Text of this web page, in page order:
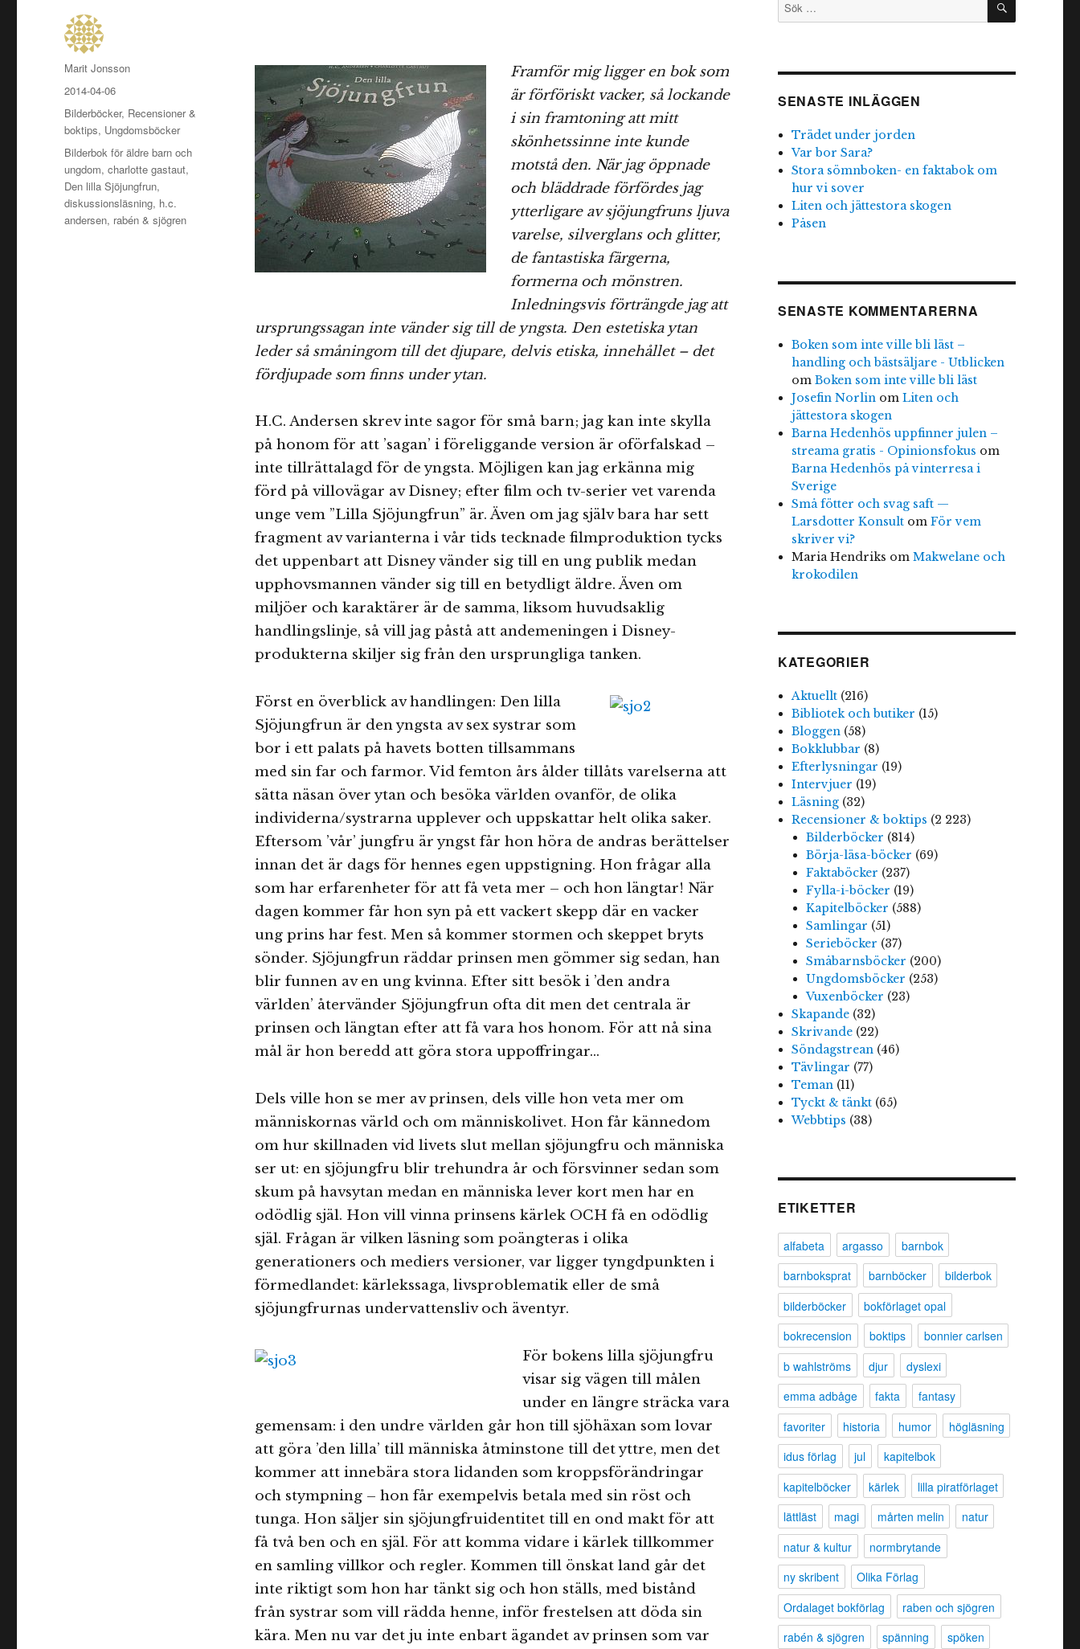
Framför mig ligger en bok som
är förföriskt vacker, så lockande
i sin framtoning att mitt
skönhetssinne inte kunde
motstå den. När jag öppnade
och bläddrade förfördes jag
ytterligare av sjöjungfruns ljuva
varelse, silverglans och glitter,
de fantastiska färgerna,
formerna och mönstren.
Inledningsvis förträngde jag att
ursprungssagan inte vänder sig till de yngsta. Den estetiska ytan
leder så småningom till det djupare, delvis etiska, innehållet – det
fördjupade som finns under ytan.
H.C. Andersen skrev inte sagor för små barn; jag kan inte skylla
på honom för att ’sagan’ i föreliggande version är oförfalskad –
inte tillrättalagd för de yngsta. Möjligen kan jag erkänna mig
förd på villovägar av Disney; efter film och tv-serier vet varenda
unge vem ”Lilla Sjöjungfrun” är. Även om jag själv bara har sett
fragment av varianterna i vår tids tecknade filmproduktion tycks
det uppenbart att Disney vänder sig till en ung publik medan
upphovsmannen vänder sig till en betydligt äldre. Även om
miljöer och karaktärer är de samma, liksom huvudsaklig
handlingslinje, så vill jag påstå att andemeningen i Disney-
produkterna skiljer sig från den ursprungliga tanken.
Först en överblick av handlingen: Den lilla
Sjöjungfrun är den yngsta av sex systrar som
bor i ett palats på havets botten tillsammans
med sin far och farmor. Vid femton års ålder tillåts varelserna att
sätta näsan över ytan och besöka världen ovanför, de olika
individerna/systrarna upplever och uppskattar helt olika saker.
Eftersom ’vår’ jungfru är yngst får hon höra de andras berättelser
innan det är dags för hennes egen uppstigning. Hon frågar alla
som har erfarenheter för att få veta mer – och hon längtar! När
dagen kommer får hon syn på ett vackert skepp där en vacker
ung prins har fest. Men så kommer stormen och skeppet bryts
sönder. Sjöjungfrun räddar prinsen men gömmer sig sedan, han
blir funnen av en ung kvinna. Efter sitt besök i ’den andra
världen’ återvänder Sjöjungfrun ofta dit men det centrala är
prinsen och längtan efter att få vara hos honom. För att nå sina
mål är hon beredd att göra stora uppoffringar…
Dels ville hon se mer av prinsen, dels ville hon veta mer om
människornas värld och om människolivet. Hon får kännedom
om hur skillnaden vid livets slut mellan sjöjungfru och människa
ser ut: en sjöjungfru blir trehundra år och försvinner sedan som
skum på havsytan medan en människa lever kort men har en
odödlig själ. Hon vill vinna prinsens kärlek OCH få en odödlig
själ. Frågan är vilken läsning som poängteras i olika
generationers och mediers versioner, var ligger tyngdpunkten i
förmedlandet: kärlekssaga, livsproblematik eller de små
sjöjungfrurnas undervattensliv och äventyr.
För bokens lilla sjöjungfru
visar sig vägen till målen
under en längre sträcka vara
gemensam: i den undre världen går hon till sjöhäxan som lovar
att göra ’den lilla’ till människa åtminstone till det yttre, men det
kommer att innebära stora lidanden som kroppsförändringar
och stympning – hon får exempelvis betala med sin röst och
tunga. Hon säljer sin sjöjungfruidentitet till en ond makt för att
få två ben och en själ. För att komma vidare i kärlek tillkommer
en samling villkor och regler. Kommen till önskat land går det
inte riktigt som hon har tänkt sig och hon ställs, med bistånd
från systrar som vill rädda henne, inför frestelsen att döda sin
kära. Men nu var det ju inte enbart ägandet av prinsen som var
Författare
Marit Jonsson
Publicerat
den
2014-04-06
Kategorier
Bilderböcker, Recensioner &
boktips, Ungdomsböcker
Etiketter
Bilderbok för äldre barn och
ungdom,charlotte gastaut,
Den lilla Sjöjungfrun,
diskussionsläsning, h.c.
andersen, rabén & sjögren
efter:
SENASTE INLÄGGEN
Trädet under jorden
Var bor Sara?
Stora sömnboken- en faktabok om
hur vi sover
Liten och jättestora skogen
Påsen
SENASTE KOMMENTARERNA
Boken som inte ville bli läst –
handling och bästsäljare - Utblicken
omBoken som inte ville bli läst
Josefin Norlin omLiten och
jättestora skogen
Barna Hedenhös uppfinner julen –
streama gratis - Opinionsfokus om
Barna Hedenhös på vinterresa i
Sverige
Små fötter och svag saft —
Larsdotter Konsult omFör vem
skriver vi?
Maria Hendriks omMakwelane och
krokodilen
KATEGORIER
Aktuellt (216)
Bibliotek och butiker (15)
Bloggen (58)
Bokklubbar (8)
Efterlysningar (19)
Intervjuer (19)
Läsning (32)
Recensioner & boktips (2 223)
Bilderböcker (814)
Börja-läsa-böcker (69)
Faktaböcker (237)
Fylla-i-böcker (19)
Kapitelböcker (588)
Samlingar (51)
Serieböcker (37)
Småbarnsböcker (200)
Ungdomsböcker (253)
Vuxenböcker (23)
Skapande (32)
Skrivande (22)
Söndagstrean (46)
Tävlingar (77)
Teman (11)
Tyckt & tänkt (65)
Webbtips (38)
ETIKETTER
alfabeta argasso
barnbok
barnboksprat
barnböcker
bilderbok
bilderböcker
bokförlaget opal
bokrecension
boktips
bonnier carlsen
b wahlströms
djur
dyslexi
emma adbåge
fakta
fantasy
favoriter
historia humor
högläsning
idus förlag
jul
kapitelbok
kapitelböcker
kärlek
lilla piratförlaget
lättläst
magi mårten melin
natur
natur & kultur
normbrytande
ny skribent
Olika Förlag
Ordalaget bokförlag
raben och sjögren
rabén & sjögren
spänning
spöken